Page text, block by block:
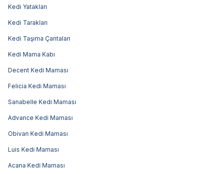
Kedi Yatakları
Kedi Tarakları
Kedi Taşıma Çantaları
Kedi Mama Kabı
Decent Kedi Maması
Felicia Kedi Maması
Sanabelle Kedi Maması
Advance Kedi Maması
Obivan Kedi Maması
Luis Kedi Maması
Acana Kedi Maması